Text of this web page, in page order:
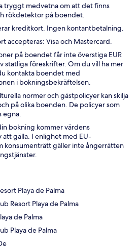
tryggt medvetna om att det finns
rökdetektor på boendet.
kreditkort. Ingen kontantbetalning.
accepteras: Visa och Mastercard.
på boendet får inte överstiga EUR
statliga föreskrifter. Om du vill ha mer
kontakta boendet med
i bokningsbekräftelsen.
normer och gästpolicyer kan skilja
på olika boenden. De policyer som
egna.
bokning kommer värdens
gälla. I enlighet med EU-
konsumenträtt gäller inte ångerrätten
Playa de Palma
Resort Playa de Palma
de Palma
Playa de Palma